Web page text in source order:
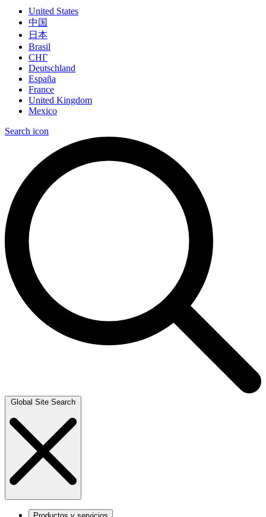
United States
中国
日本
Brasil
СНГ
Deutschland
España
France
United Kingdom
Mexico
Search icon
Global Site Search